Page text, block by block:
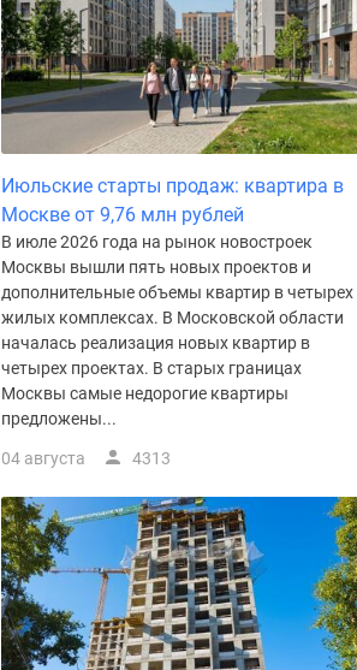
Июльские старты продаж: квартира в
Москве от 9,76 млн рублей
В июле 2026 года на рынок новостроек
Москвы вышли пять новых проектов и
дополнительные объемы квартир в четырех
жилых комплексах. В Московской области
началась реализация новых квартир в
четырех проектах. В старых границах
Москвы самые недорогие квартиры
предложены...
04 августа 4313